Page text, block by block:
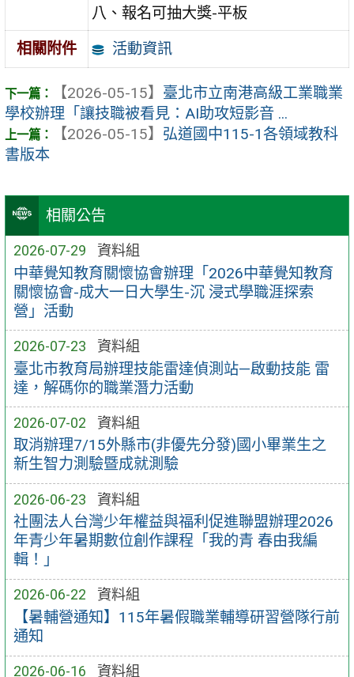
相關公告
2026-07-29 資料組
中華覺知教育關懷協會辦理「2026中華覺知教育
關懷協會-成大一日大學生-沉 浸式學職涯探索
營」活動
2026-07-23 資料組
臺北市教育局辦理技能雷達偵測站—啟動技能 雷
達，解碼你的職業潛力活動
2026-07-02 資料組
取消辦理7/15外縣市(非優先分發)國小畢業生之
新生智力測驗暨成就測驗
2026-06-23 資料組
社團法人台灣少年權益與福利促進聯盟辦理2026
年青少年暑期數位創作課程「我的青 春由我編
輯！」
2026-06-22 資料組
【暑輔營通知】115年暑假職業輔導研習營隊行前
通知
2026-06-16 資料組
八、報名可抽大獎-平板
相關附件
活動資訊
【2026-05-15】 臺北市立南港高級工業職業
學校辦理「讓技職被看見：AI助攻短影音 ...
【2026-05-15】 弘道國中115-1各領域教科
書版本